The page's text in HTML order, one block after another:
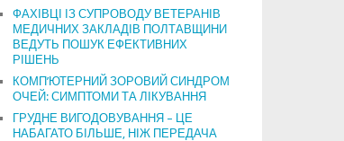
ФАХІВЦІ ІЗ СУПРОВОДУ ВЕТЕРАНІВ
МЕДИЧНИХ ЗАКЛАДІВ ПОЛТАВЩИНИ
ВЕДУТЬ ПОШУК ЕФЕКТИВНИХ
РІШЕНЬ
КОМП’ЮТЕРНИЙ ЗОРОВИЙ СИНДРОМ
ОЧЕЙ: СИМПТОМИ ТА ЛІКУВАННЯ
ГРУДНЕ ВИГОДОВУВАННЯ – ЦЕ
НАБАГАТО БІЛЬШЕ, НІЖ ПЕРЕДАЧА